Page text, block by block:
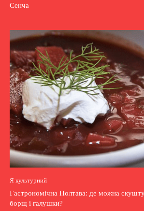
Сенча
Я культурний
Гастрономічна Полтава: де можна
борщ і галушки?